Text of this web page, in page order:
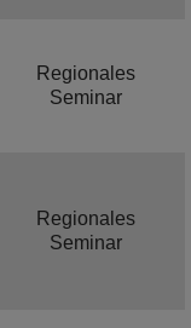
Regionales
Seminar
Regionales
Seminar